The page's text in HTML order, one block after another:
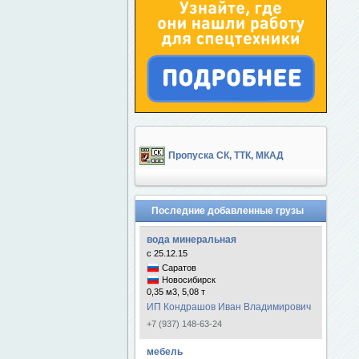
Пропуска СК, ТТК, МКАД
Последние добавленные грузы
вода минеральная
с 25.12.15
Саратов
Новосибирск
0,35 м3, 5,08 т
ИП Кондрашов Иван Владимирович
+7 (937) 148-63-24
мебель